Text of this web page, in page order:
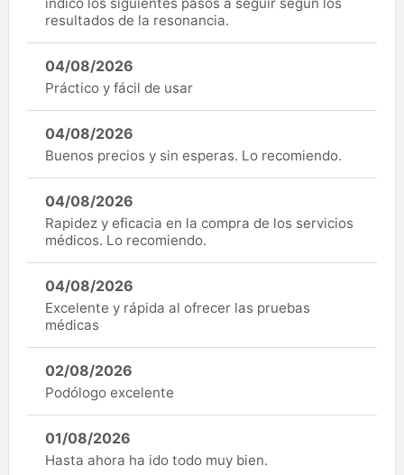
resultados de la resonancia.
04/08/2026
Práctico y fácil de usar
04/08/2026
Buenos precios y sin esperas. Lo recomiendo.
04/08/2026
Rapidez y eficacia en la compra de los servicios
médicos. Lo recomiendo.
04/08/2026
Excelente y rápida al ofrecer las pruebas
médicas
02/08/2026
Podólogo excelente
01/08/2026
Hasta ahora ha ido todo muy bien.